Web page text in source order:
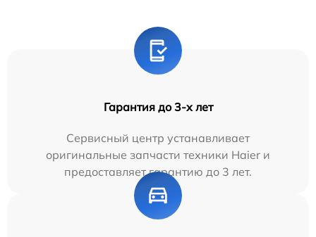
Гарантия до 3-х лет
Сервисный центр устанавливает
оригинальные запчасти техники Haier и
предоставляет гарантию до 3 лет.